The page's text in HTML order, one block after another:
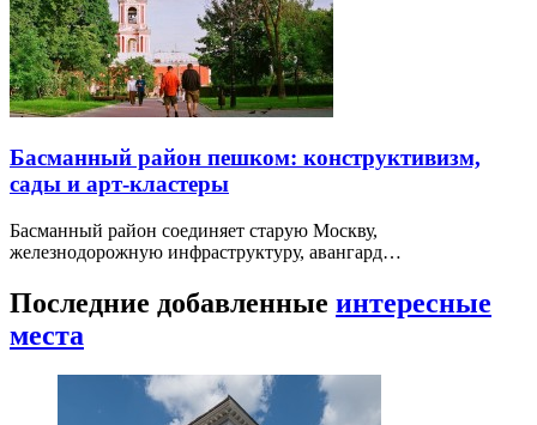
Басманный район пешком: конструктивизм,
сады и арт-кластеры
Басманный район соединяет старую Москву,
железнодорожную инфраструктуру, авангард…
Последние добавленные интересные
места